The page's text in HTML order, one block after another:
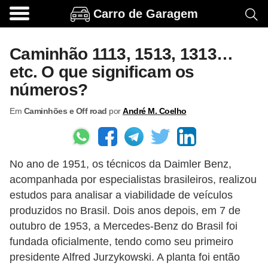
Carro de Garagem
Caminhão 1113, 1513, 1313…
etc. O que significam os
números?
Em Caminhões e Off road porAndré M. Coelho
No ano de 1951, os técnicos da Daimler Benz,
acompanhada por especialistas brasileiros, realizou
estudos para analisar a viabilidade de veículos
produzidos no Brasil. Dois anos depois, em 7 de
outubro de 1953, a Mercedes-Benz do Brasil foi
fundada oficialmente, tendo como seu primeiro
presidente Alfred Jurzykowski. A planta foi então
A
e
s
s
ó
o
s
e
o
p
c